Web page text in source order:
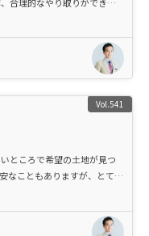
Vol.541
ところで希望の土地が見つ
なこともありますが、とても